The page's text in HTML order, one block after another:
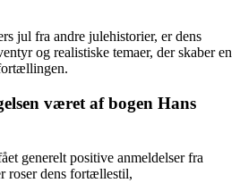
jul fra andre julehistorier, er dens
og realistiske temaer, der skaber en
været af bogen Hans
generelt positive anmeldelser fra
roser dens fortællestil,